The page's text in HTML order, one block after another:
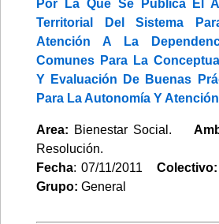
Por La Que Se Publica El
Territorial Del Sistema
Atención A La
Comunes Para La
Y Evaluación De Buenas
Para La Autonomía Y
Area: Bienestar Social.
Resolución.
Fecha: 07/11/2011 Colectivo:
Grupo: General